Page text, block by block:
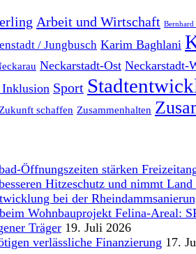
Arbeit und Wirtschaft
/ Jungbusch Karim Baghlani
Neckarstadt-Ost Neckarstadt-
Inklusion Sport
Zukunft schaffen Zusammenhalten
Öffnungszeiten stärken
Hitzeschutz und nimmt
bei der
Wohnbauprojekt Felina-Areal:
Träger 19. Juli 2026
verlässliche Finanzierung 17.